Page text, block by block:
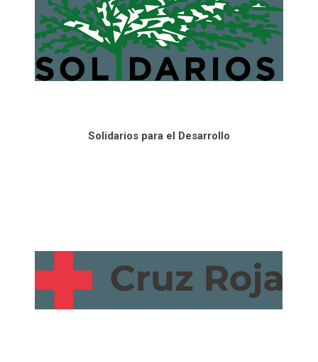
Solidarios para el Desarrollo